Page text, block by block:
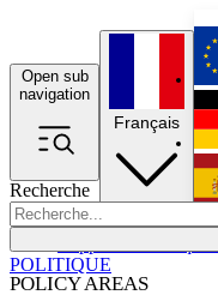
Open sub
navigation
Recherche
POLICY AREAS
Français
POLITIQUE